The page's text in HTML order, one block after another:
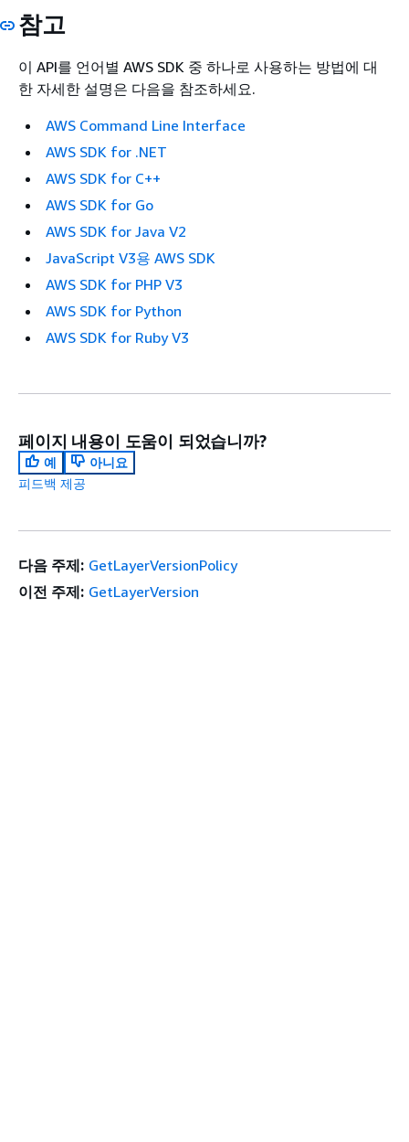
참고
이 API를 언어별 AWS SDK 중 하나로 사용하는 방법에 대
한 자세한 설명은 다음을 참조하세요.
AWS Command Line Interface
AWS SDK for .NET
AWS SDK for C++
AWS SDK for Go
AWS SDK for Java V2
JavaScript V3용 AWS SDK
AWS SDK for PHP V3
AWS SDK for Python
AWS SDK for Ruby V3
페이지 내용이 도움이 되었습니까?
예
아니요
피드백 제공
다음 주제: GetLayerVersionPolicy
이전 주제: GetLayerVersion